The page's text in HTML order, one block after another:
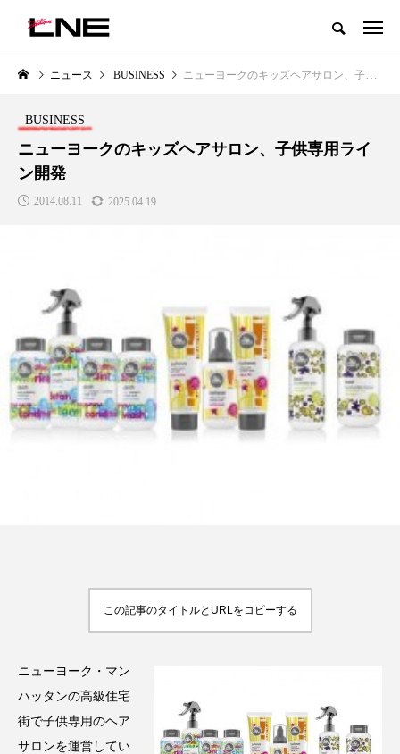
グローバルビューティ＆ヘルスケアビジネス誌
LIFESTYLE
SNSの「加工顔」と美容医療｜AI
がもたらす可能性とこれから
2026.07.13
BUSINESS
GWI調査から読み解く2030年の
都市型スパ――身近なウェルネ
の次世代モデル
2026.08.06
TAG LIST タグ一覧
Instagram
TikTok アスタキサンチン
ニュース BUSINESS ニューヨークのキッズヘアサロン、子供専用ライン開発
BUSINESS
ニューヨークのキッズヘアサロン、子供専用ライ
ン開発
2014.08.11 2025.04.19
この記事のタイトルとURLをコピーする
ニューヨーク・マン
ハッタンの高級住宅
街で子供専用のヘア
サロンを運営してい